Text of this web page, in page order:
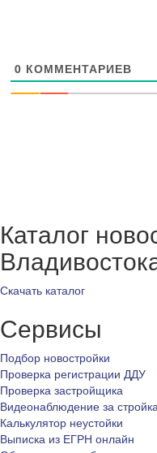
0 КОММЕНТАРИЕВ
Каталог
Скачать каталог
Сервисы
Подбор новостройки
Проверка регистрации ДДУ
Проверка застройщика
Видеонаблюдение за
Калькулятор неустойки
Выписка из ЕГРН онлайн